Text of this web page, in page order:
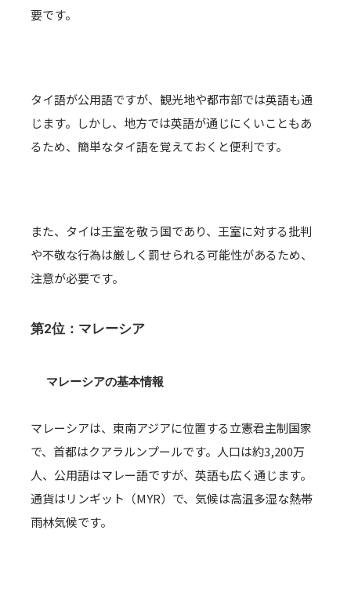
要です。
タイ語が公用語ですが、観光地や都市部では英語も通
じます。しかし、地方では英語が通じにくいこともあ
るため、簡単なタイ語を覚えておくと便利です。
また、タイは王室を敬う国であり、王室に対する批判
や不敬な行為は厳しく罰せられる可能性があるため、
注意が必要です。
第2位：マレーシア
マレーシアの基本情報
マレーシアは、東南アジアに位置する立憲君主制国家
で、首都はクアラルンプールです。人口は約3,200万
人、公用語はマレー語ですが、英語も広く通じます。
通貨はリンギット（MYR）で、気候は高温多湿な熱帯
雨林気候です。